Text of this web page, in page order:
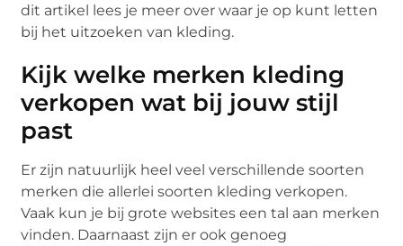
dit artikel lees je meer over waar je op kunt letten
bij het uitzoeken van kleding.
Kijk welke merken kleding
verkopen wat bij jouw stijl
past
Er zijn natuurlijk heel veel verschillende soorten
merken die allerlei soorten kleding verkopen.
Vaak kun je bij grote websites een tal aan merken
vinden. Daarnaast zijn er ook genoeg